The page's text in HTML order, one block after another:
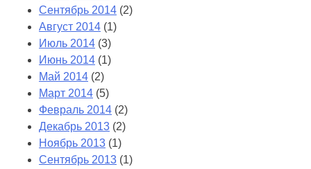
Сентябрь 2014 (2)
Август 2014 (1)
Июль 2014 (3)
Июнь 2014 (1)
Май 2014 (2)
Март 2014 (5)
Февраль 2014 (2)
Декабрь 2013 (2)
Ноябрь 2013 (1)
Сентябрь 2013 (1)